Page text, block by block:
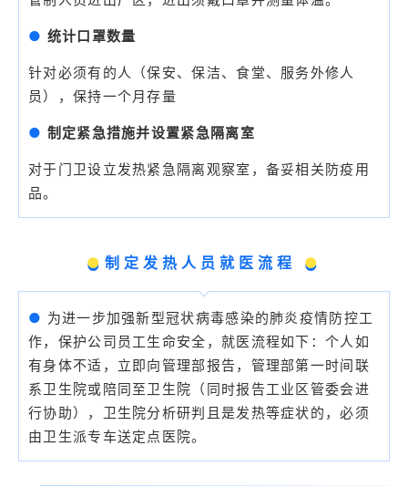
● 统计口罩数量
针对必须有的人（保安、保洁、食堂、服务外修人
员），保持一个月存量
● 制定紧急措施并设置紧急隔离室
对于门卫设立发热紧急隔离观察室，备妥相关防疫用
品。
● 制定发热人员就医流程 ●
● 为进一步加强新型冠状病毒感染的肺炎疫情防控工
作，保护公司员工生命安全，就医流程如下：个人如
有身体不适，立即向管理部报告，管理部第一时间联
系卫生院或陪同至卫生院（同时报告工业区管委会进
行协助），卫生院分析研判且是发热等症状的，必须
由卫生派专车送定点医院。